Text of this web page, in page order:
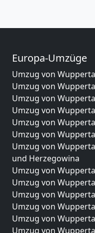
Europa-Umzüge
Umzug von
Umzug von
Umzug von
Umzug von
Umzug von
Umzug von
Umzug von
und Herzegowina
Umzug von
Umzug von
Umzug von
Umzug von
Umzug von
Umzug von